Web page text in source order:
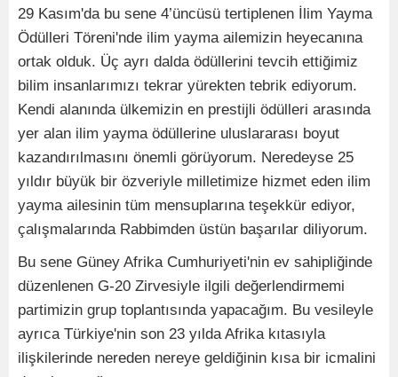
29 Kasım'da bu sene 4’üncüsü tertiplenen İlim Yayma
Ödülleri Töreni'nde ilim yayma ailemizin heyecanına
ortak olduk. Üç ayrı dalda ödüllerini tevcih ettiğimiz
bilim insanlarımızı tekrar yürekten tebrik ediyorum.
Kendi alanında ülkemizin en prestijli ödülleri arasında
yer alan ilim yayma ödüllerine uluslararası boyut
kazandırılmasını önemli görüyorum. Neredeyse 25
yıldır büyük bir özveriyle milletimize hizmet eden ilim
yayma ailesinin tüm mensuplarına teşekkür ediyor,
çalışmalarında Rabbimden üstün başarılar diliyorum.
Bu sene Güney Afrika Cumhuriyeti'nin ev sahipliğinde
düzenlenen G-20 Zirvesiyle ilgili değerlendirmemi
partimizin grup toplantısında yapacağım. Bu vesileyle
ayrıca Türkiye'nin son 23 yılda Afrika kıtasıyla
ilişkilerinde nereden nereye geldiğinin kısa bir icmalini